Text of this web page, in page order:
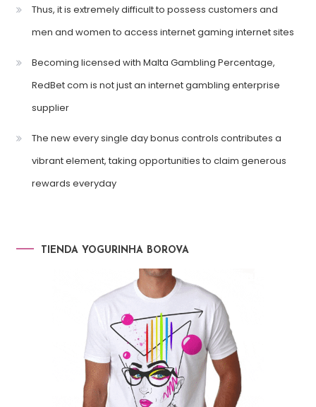
Thus, it is extremely difficult to possess customers and
men and women to access internet gaming internet sites
Becoming licensed with Malta Gambling Percentage,
RedBet com is not just an internet gambling enterprise
supplier
The new every single day bonus controls contributes a
vibrant element, taking opportunities to claim generous
rewards everyday
TIENDA YOGURINHA BOROVA